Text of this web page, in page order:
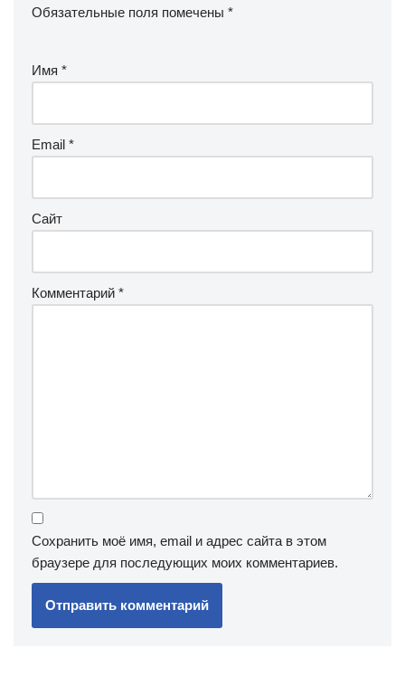
Обязательные поля помечены *
Имя *
Email *
Сайт
Комментарий *
Сохранить моё имя, email и адрес сайта в этом
браузере для последующих моих комментариев.